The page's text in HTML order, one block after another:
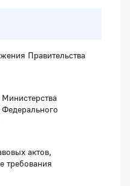
Правительства
актов,
требования